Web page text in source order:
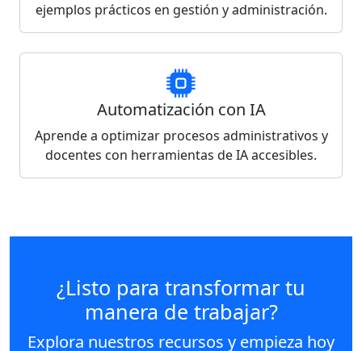
ejemplos prácticos en gestión y administración.
Automatización con IA
Aprende a optimizar procesos administrativos y
docentes con herramientas de IA accesibles.
¿Listo para transformar tu
manera de trabajar?
Explora nuestros recursos y empieza hoy